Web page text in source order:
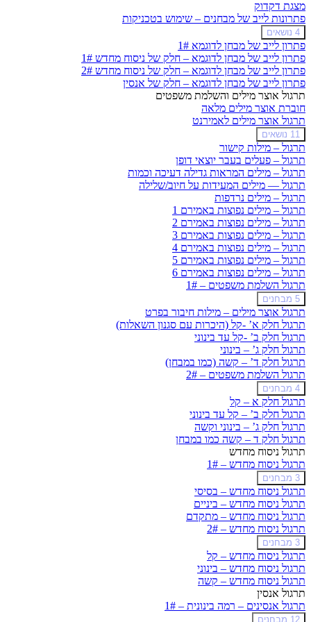
מצגת דקדוק
פתרונות לייב של מבחנים – שימוש בטכניקות
הרחב
פתרונות
לייב
של
מבחנים
–
שימוש
בטכניקות
4 נושאים
פתרון לייב של מבחן לדוגמא 1#
פתרון לייב של מבחן לדוגמא – חלק של ניסוח מחדש 1#
פתרון לייב של מבחן לדוגמא – חלק של ניסוח מחדש 2#
פתרון לייב של מבחן לדוגמא – חלק של אנסין
תרגול אוצר מילים והשלמת משפטים
חוברת אוצר מילים מלאה
תרגול אוצר מילים לאמירנט
הרחב
תרגול
אוצר
מילים
לאמירנט
11 נושאים
תרגול – מילות קישור
תרגול – פעלים בעבר יוצאי דופן
תרגול – מילים המראות גדילה דעיכה וכמות
תרגול — מילים המעידות על חיוב/שלילה
תרגול – מילים נרדפות
תרגול – מילים נפוצות באמירם 1
תרגול – מילים נפוצות באמירם 2
תרגול – מילים נפוצות באמירם 3
תרגול – מילים נפוצות באמירם 4
תרגול – מילים נפוצות באמירם 5
תרגול – מילים נפוצות באמירם 6
תרגול השלמת משפטים – 1#
הרחב
תרגול
השלמת
משפטים
–
1#
5 מבחנים
תרגול אוצר מילים – מילות חיבור בפרט
תרגול חלק א’ -קל (היכרות עם סגנון השאלות)
תרגול חלק ב’ -קל עד בינוני
תרגול חלק ג’ – בינוני
תרגול חלק ד’ – קשה (כמו במבחן)
תרגול השלמת משפטים – 2#
הרחב
תרגול
השלמת
משפטים
–
2#
4 מבחנים
תרגול חלק א – קל
תרגול חלק ב’ – קל עד בינוני
תרגול חלק ג’ – בינוני וקשה
תרגול חלק ד – קשה כמו במבחן
תרגול ניסוח מחדש
תרגול ניסוח מחדש – 1#
הרחב
תרגול
ניסוח
מחדש
–
1#
3 מבחנים
תרגול ניסוח מחדש – בסיסי
תרגול ניסוח מחדש – ביניים
תרגול ניסוח מחדש – מתקדם
תרגול ניסוח מחדש – 2#
הרחב
תרגול
ניסוח
מחדש
–
2#
3 מבחנים
תרגול ניסוח מחדש – קל
תרגול ניסוח מחדש – בינוני
תרגול ניסוח מחדש – קשה
תרגול אנסין
תרגול אנסינים – רמה בינונית – 1#
הרחב
תרגול
12 מבחנים